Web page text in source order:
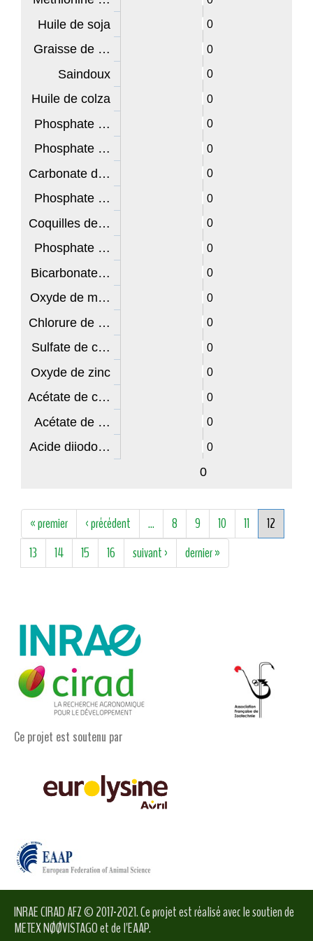
0
0
0
0
0
0
0
0
0
0
0
0
0
0
0
0
0
0
Huile de soja
Graisse de …
Saindoux
Huile de colza
Phosphate …
Phosphate …
Carbonate d…
Phosphate …
Coquilles de…
Phosphate …
Bicarbonate…
Oxyde de m…
Chlorure de …
Sulfate de c…
Oxyde de zinc
Acétate de c…
Acétate de …
Acide diiodo…
0
Pages
« premier ‹ précédent … 8 9 10 11
12
13
14 15 16 suivant › dernier »
Ce projet est soutenu par
INRAE CIRAD AFZ © 2017-2021. Ce projet est réalisé avec le soutien de
METEX NØØVISTAGO et de l'EAAP.